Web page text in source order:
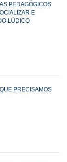
PEDAGÓGICOS
E
LÚDICO
PRECISAMOS